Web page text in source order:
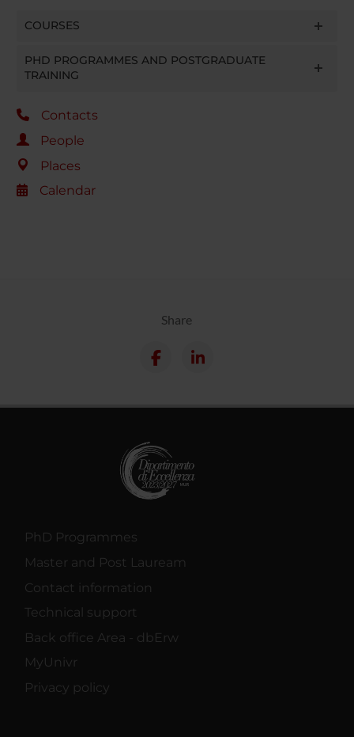
COURSES
PHD PROGRAMMES AND POSTGRADUATE
TRAINING
Contacts
People
Places
Calendar
Share
PhD Programmes
Master and Post Lauream
Contact information
Technical support
Back office Area - dbErw
MyUnivr
Privacy policy